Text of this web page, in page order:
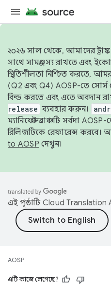
২০২৬ সাল থেকে, আমাদের
সাথে সামঞ্জস্য রাখতে এবং
স্থিতিশীলতা নিশ্চিত করতে,
(Q2 এবং Q4) AOSP-তে
বিল্ড করতে এবং এতে অবদান
release ব্যবহার করুন।
ম্যানিফেস্ট ব্রাঞ্চটি সর্বদা
রিলিজটিকে রেফারেন্স
to AOSP দেখুন।
এই পৃষ্ঠাটি Cloud Translation
AOSP
এটি কাজে লেগেছে?